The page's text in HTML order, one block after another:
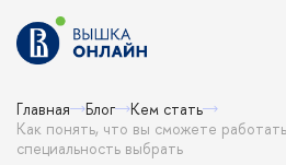
Главная Блог
Кем стать
Как понять, что вы сможете работать с людьми, и какую
специальность выбрать